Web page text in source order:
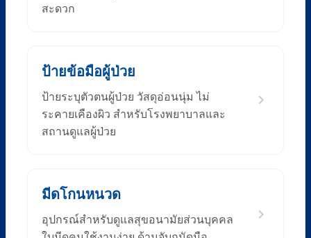
สะดวก
ป้ายข้อมือผู้ป่วย
ป้ายระบุตัวตนผู้ป่วย วัสดุอ่อนนุ่ม ไม่
ระคายเคืองผิว สำหรับโรงพยาบาลและ
สถานดูแลผู้ป่วย
มีดโกนหนวด
อุปกรณ์สำหรับดูแลสุขอนามัยส่วนบุคคล